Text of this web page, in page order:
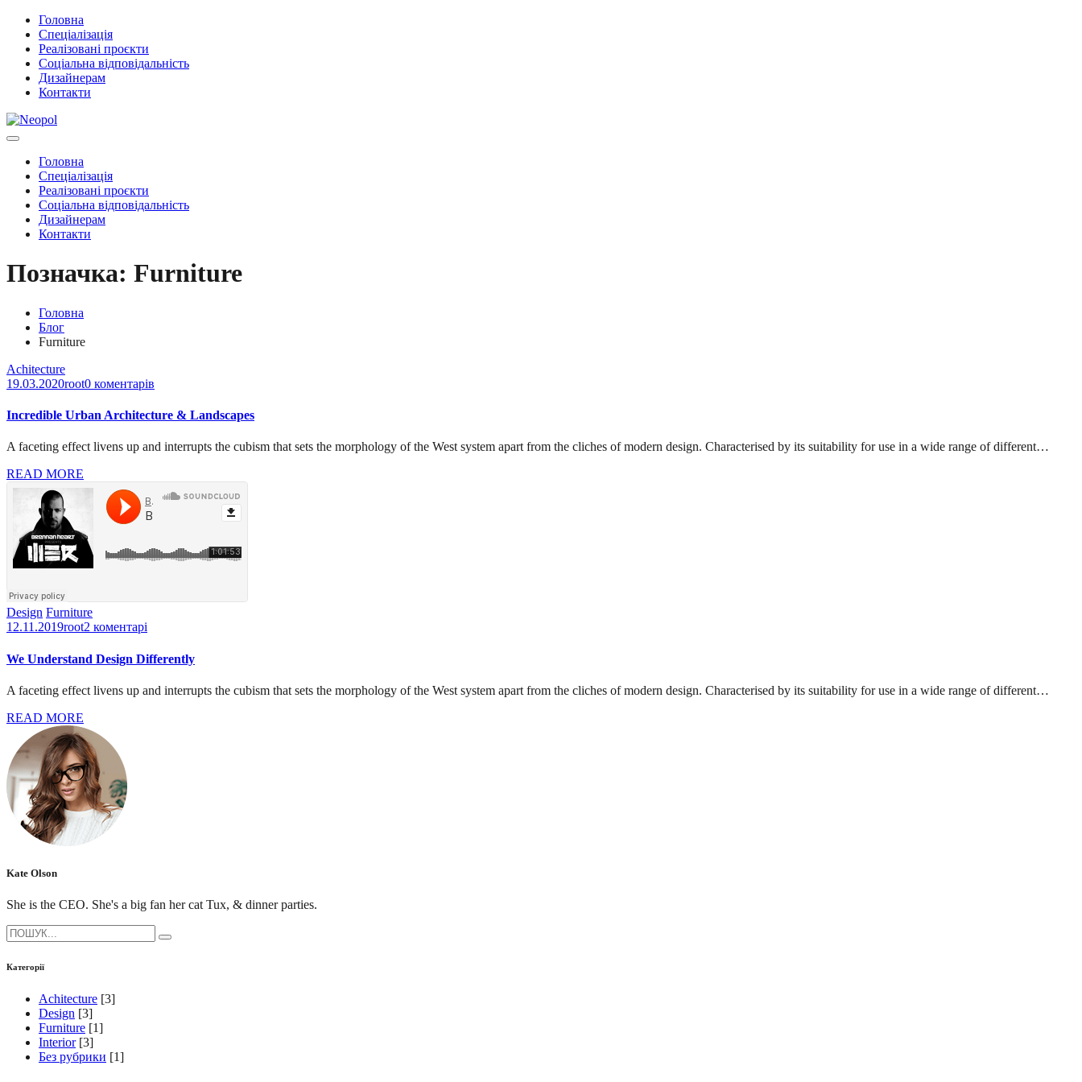
Головна
Спеціалізація
Реалізовані проєкти
Соціальна відповідальність
Дизайнерам
Контакти
Головна
Спеціалізація
Реалізовані проєкти
Соціальна відповідальність
Дизайнерам
Контакти
Позначка: Furniture
Головна
Блог
Furniture
Achitecture
19.03.2020root0 коментарів
Incredible Urban Architecture & Landscapes
A faceting effect livens up and interrupts the cubism that sets the morphology of the West system apart from the cliches of modern design. Characterised by its suitability for use in a wide range of different…
READ MORE
Design Furniture
12.11.2019root2 коментарі
We Understand Design Differently
A faceting effect livens up and interrupts the cubism that sets the morphology of the West system apart from the cliches of modern design. Characterised by its suitability for use in a wide range of different…
READ MORE
Kate Olson
She is the CEO. She's a big fan her cat Tux, & dinner parties.
Search
for:
Категорії
Achitecture [3]
Design [3]
Furniture [1]
Interior [3]
Без рубрики [1]